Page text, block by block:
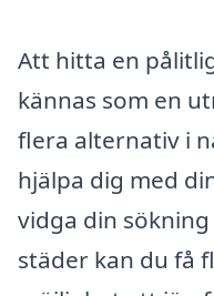
Att hitta en
kännas som en
flera alternativ i
hjälpa dig med
vidga din
städer kan du få